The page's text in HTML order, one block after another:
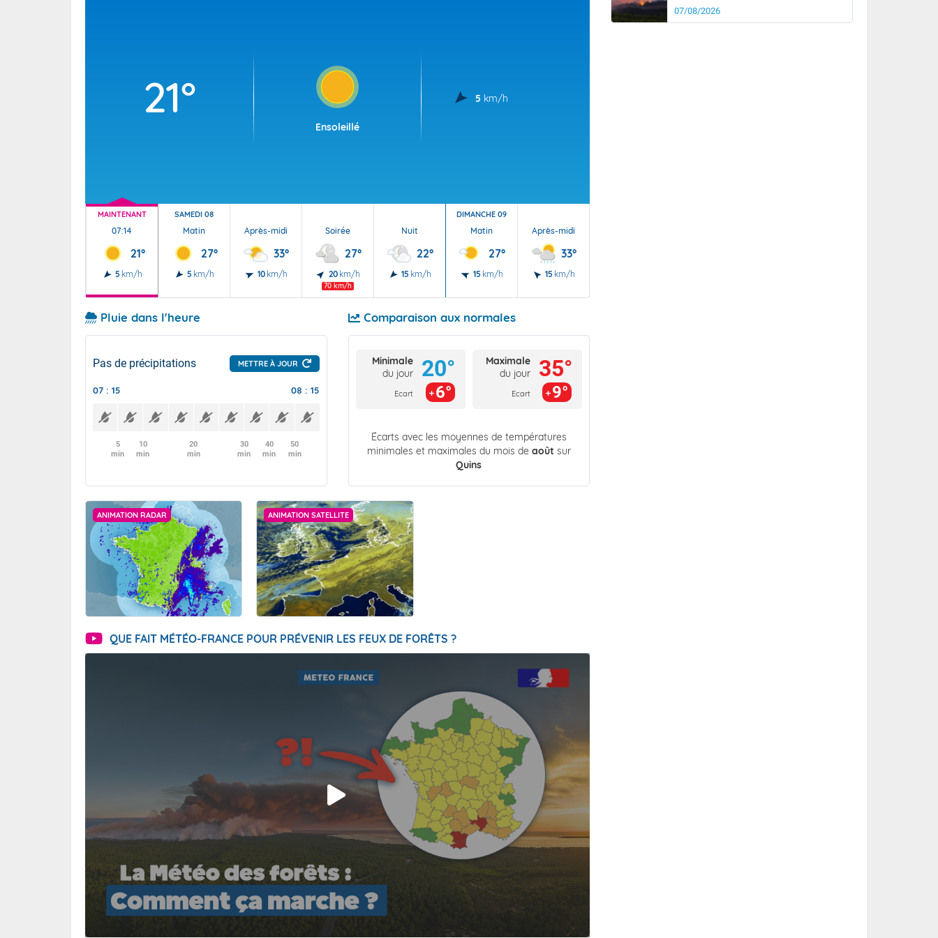
21°
Ensoleillé
5 km/h
MAINTENANT
07:14
21°
5 km/h
SAMEDI 08
Matin
27°
5 km/h
Après-midi
33°
10 km/h
Soirée
27°
20 km/h
70 km/h
Nuit
22°
15 km/h
DIMANCHE 09
Matin
27°
15 km/h
Après-midi
33°
15 km/h
Pluie dans l'heure
Pas de précipitations METTRE À JOUR
07 : 15 08 : 15
5
min
10
min
20
min
30
min
40
min
50
min
Comparaison aux normales
Minimale
du jour
Ecart
20°
6°
Maximale
du jour
Ecart
35°
9°
Écarts avec les moyennes de températures
minimales et maximales du mois de août sur
Quins
ANIMATION RADAR ANIMATION SATELLITE
QUE FAIT MÉTÉO-FRANCE POUR PRÉVENIR LES FEUX DE FORÊTS ?
07/08/2026